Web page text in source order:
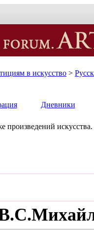
в искусство >
Дневники
произведений искусства.